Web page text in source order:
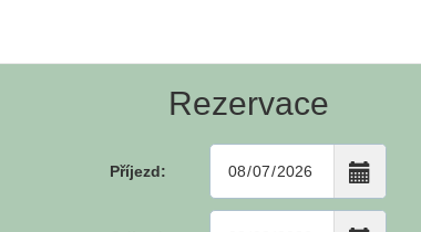
Rezervace
Příjezd: